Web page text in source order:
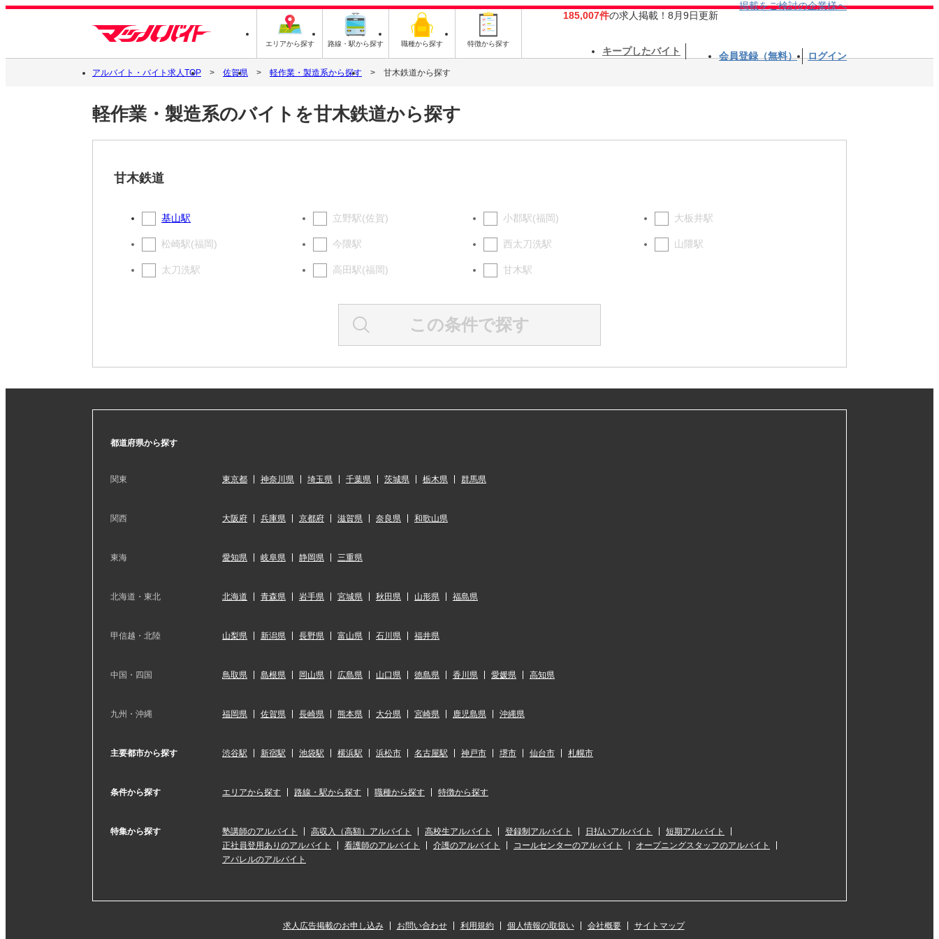
エリアから探す 路線・駅から探す 職種から探す 特徴から探す
185,007件の求人掲載！8月9日更新
掲載をご検討の企業様へ
キープしたバイト 会員登録（無料） ログイン
アルバイト・バイト求人TOP 佐賀県 軽作業・製造系から探す 甘木鉄道から探す
軽作業・製造系のバイトを甘木鉄道から探す
甘木鉄道
基山駅 立野駅(佐賀) 小郡駅(福岡) 大板井駅
松崎駅(福岡) 今隈駅 西太刀洗駅 山隈駅
太刀洗駅 高田駅(福岡) 甘木駅
この条件で探す
都道府県から探す
関東 東京都 神奈川県 埼玉県 千葉県 茨城県 栃木県 群馬県
関西 大阪府 兵庫県 京都府 滋賀県 奈良県 和歌山県
東海 愛知県 岐阜県 静岡県 三重県
北海道・東北 北海道 青森県 岩手県 宮城県 秋田県 山形県 福島県
甲信越・北陸 山梨県 新潟県 長野県 富山県 石川県 福井県
中国・四国 鳥取県 島根県 岡山県 広島県 山口県 徳島県 香川県 愛媛県 高知県
九州・沖縄 福岡県 佐賀県 長崎県 熊本県 大分県 宮崎県 鹿児島県 沖縄県
主要都市から探す 渋谷駅 新宿駅 池袋駅 横浜駅 浜松市 名古屋駅 神戸市 堺市 仙台市 札幌市
条件から探す エリアから探す 路線・駅から探す 職種から探す 特徴から探す
特集から探す 塾講師のアルバイト 高収入（高額）アルバイト 高校生アルバイト 登録制アルバイト 日払いアルバイト
短期アルバイト
正社員登用ありのアルバイト
看護師のアルバイト 介護のアルバイト コールセンターのアルバイト
オープニングスタッフのアルバイト
アパレルのアルバイト
求人広告掲載のお申し込み お問い合わせ 利用規約 個人情報の取扱い 会社概要 サイトマップ